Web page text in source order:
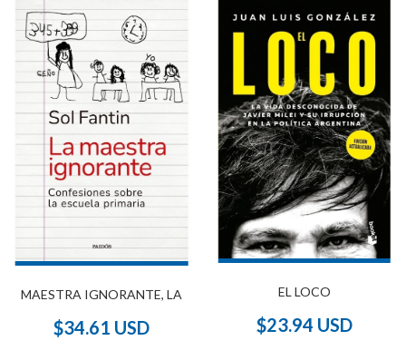
MAESTRA IGNORANTE, LA
$34.61 USD
EL LOCO
$23.94 USD